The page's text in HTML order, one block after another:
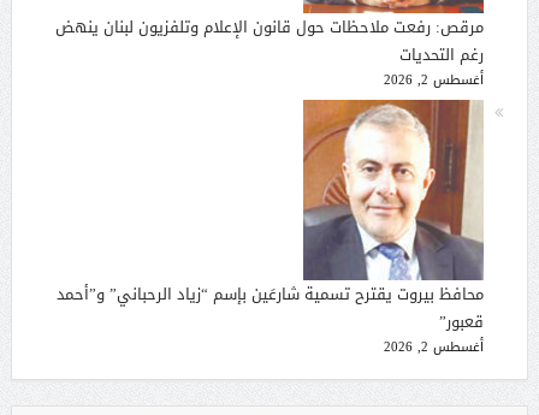
مرقص: رفعت ملاحظات حول قانون الإعلام وتلفزيون لبنان ينهض
رغم التحديات
أغسطس 2, 2026
محافظ بيروت يقترح تسمية شارعَين بإسم “زياد الرحباني” و”أحمد
قعبور”
أغسطس 2, 2026